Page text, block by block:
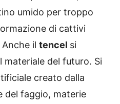
umido per troppo
di cattivi
il tencel si
materiale del futuro. Si
creato dalla
del faggio, materie